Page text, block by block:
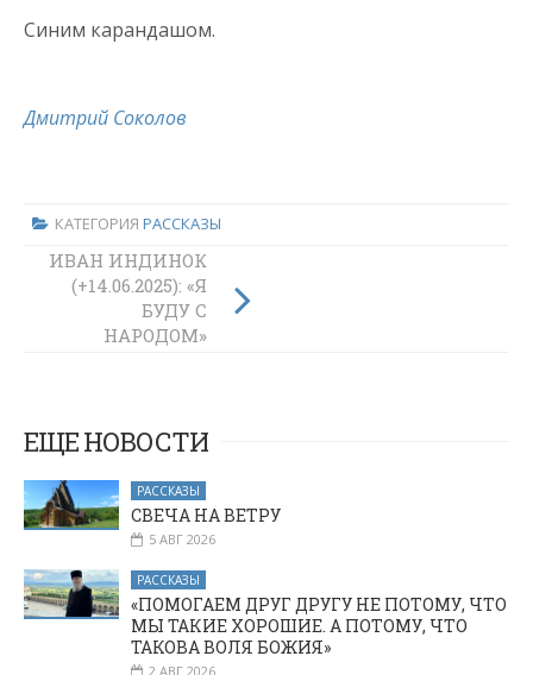
Синим карандашом.
Дмитрий Соколов
КАТЕГОРИЯ РАССКАЗЫ
ТРИ
ХРИСТИАНСКИХ
РАССКАЗА
ЧЕХОВА О
ИВАН ИНДИНОК
(+14.06.2025): «Я
БУДУ С
НАРОДОМ»
ЕЩЕ НОВОСТИ
РАССКАЗЫ
СВЕЧА НА ВЕТРУ
5 АВГ 2026
РАССКАЗЫ
«ПОМОГАЕМ ДРУГ ДРУГУ НЕ ПОТОМУ, ЧТО
МЫ ТАКИЕ ХОРОШИЕ. А ПОТОМУ, ЧТО
ТАКОВА ВОЛЯ БОЖИЯ»
2 АВГ 2026